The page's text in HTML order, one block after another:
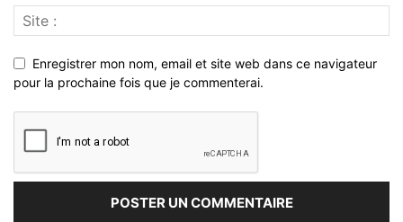
Enregistrer mon nom, email et site web dans ce navigateur
pour la prochaine fois que je commenterai.